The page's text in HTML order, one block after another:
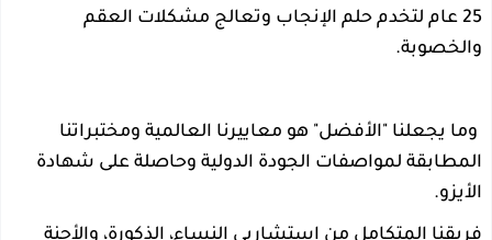
25 عام لتخدم حلم الإنجاب وتعالج مشكلات العقم
والخصوبة.
وما يجعلنا "الأفضل" هو معاييرنا العالمية ومختبراتنا
المطابقة لمواصفات الجودة الدولية وحاصلة على شهادة
الأيزو.
فريقنا المتكامل من استشاريي النساء، الذكورة، والأجنة